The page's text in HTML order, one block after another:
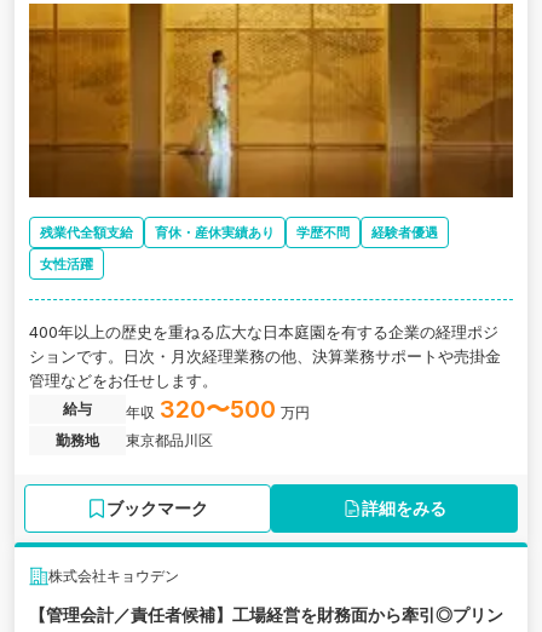
残業代全額支給 育休・産休実績あり 学歴不問
経験者優遇
女性活躍
400年以上の歴史を重ねる広大な日本庭園を有する企業の経理ポジ
ションです。日次・月次経理業務の他、決算業務サポートや売掛金
管理などをお任せします。
給与 年収 320〜500 万円
勤務地
東京都品川区
ブックマーク 詳細をみる
株式会社キョウデン
【管理会計／責任者候補】工場経営を財務面から牽引◎プリン